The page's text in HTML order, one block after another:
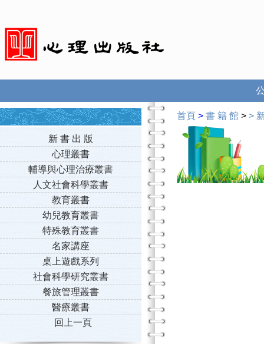
新 書 出 版
心理叢書
輔導與心理治療叢書
人文社會科學叢書
教育叢書
幼兒教育叢書
特殊教育叢書
名家講座
桌上遊戲系列
社會科學研究叢書
餐旅管理叢書
醫療叢書
回上一頁
首頁 > 書 籍 館 > >